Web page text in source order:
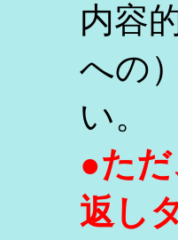
内容
への
い。
●た
返し